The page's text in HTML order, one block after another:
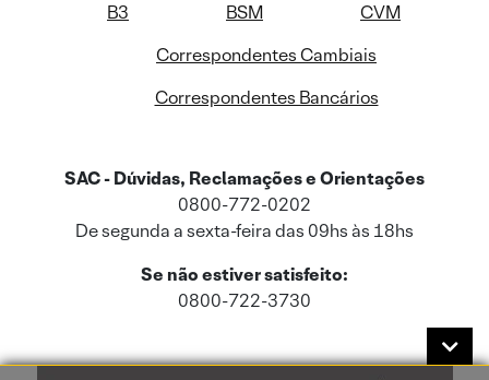
B3 BSM
CVM
Correspondentes Cambiais
Correspondentes Bancários
SAC - Dúvidas, Reclamações e Orientações
0800-772-0202
De segunda a sexta-feira das 09hs às 18hs
Se não estiver satisfeito:
0800-722-3730